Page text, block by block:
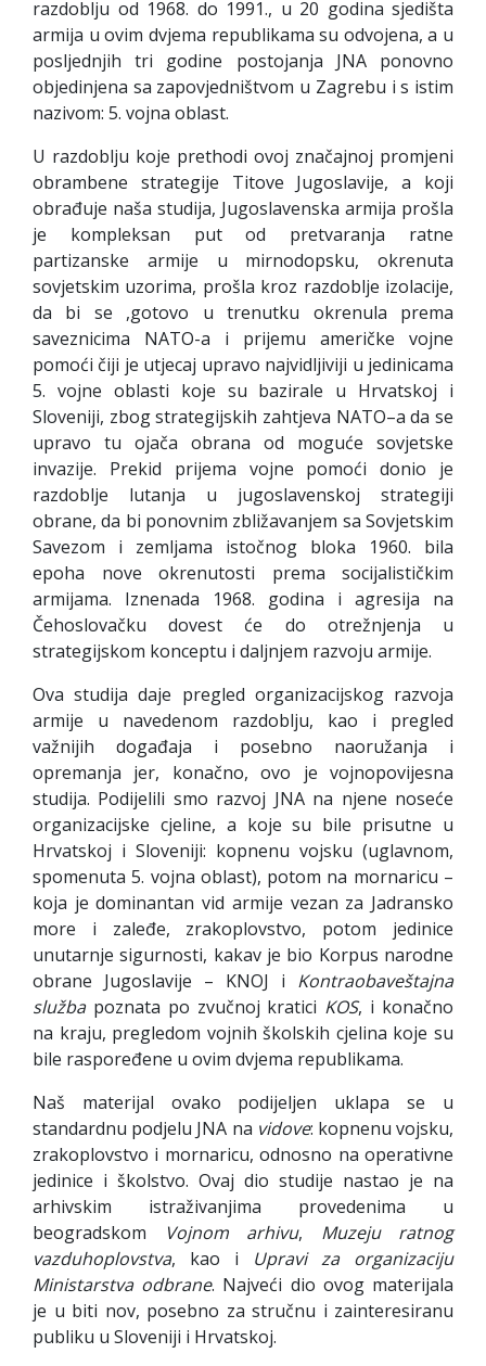
razdoblju od 1968. do 1991., u 20 godina sjedišta
armija u ovim dvjema republikama su odvojena, a u
posljednjih tri godine postojanja JNA ponovno
objedinjena sa zapovjedništvom u Zagrebu i s istim
nazivom: 5. vojna oblast.
U razdoblju koje prethodi ovoj značajnoj promjeni
obrambene strategije Titove Jugoslavije, a koji
obrađuje naša studija, Jugoslavenska armija prošla
je kompleksan put od pretvaranja ratne
partizanske armije u mirnodopsku, okrenuta
sovjetskim uzorima, prošla kroz razdoblje izolacije,
da bi se ,gotovo u trenutku okrenula prema
saveznicima NATO-a i prijemu američke vojne
pomoći čiji je utjecaj upravo najvidljiviji u jedinicama
5. vojne oblasti koje su bazirale u Hrvatskoj i
Sloveniji, zbog strategijskih zahtjeva NATO–a da se
upravo tu ojača obrana od moguće sovjetske
invazije. Prekid prijema vojne pomoći donio je
razdoblje lutanja u jugoslavenskoj strategiji
obrane, da bi ponovnim zbližavanjem sa Sovjetskim
Savezom i zemljama istočnog bloka 1960. bila
epoha nove okrenutosti prema socijalističkim
armijama. Iznenada 1968. godina i agresija na
Čehoslovačku dovest će do otrežnjenja u
strategijskom konceptu i daljnjem razvoju armije.
Ova studija daje pregled organizacijskog razvoja
armije u navedenom razdoblju, kao i pregled
važnijih događaja i posebno naoružanja i
opremanja jer, konačno, ovo je vojnopovijesna
studija. Podijelili smo razvoj JNA na njene noseće
organizacijske cjeline, a koje su bile prisutne u
Hrvatskoj i Sloveniji: kopnenu vojsku (uglavnom,
spomenuta 5. vojna oblast), potom na mornaricu –
koja je dominantan vid armije vezan za Jadransko
more i zaleđe, zrakoplovstvo, potom jedinice
unutarnje sigurnosti, kakav je bio Korpus narodne
obrane Jugoslavije – KNOJ i Kontraobaveštajna
službapoznata po zvučnoj kratici KOS, i konačno
na kraju, pregledom vojnih školskih cjelina koje su
bile raspoređene u ovim dvjema republikama.
Naš materijal ovako podijeljen uklapa se u
standardnu podjelu JNA na vidove: kopnenu vojsku,
zrakoplovstvo i mornaricu, odnosno na operativne
jedinice i školstvo. Ovaj dio studije nastao je na
arhivskim istraživanjima provedenima u
beogradskom
Vojnom arhivu, Muzeju
ratnog
vazduhoplovstva, kao i Upravi za organizaciju
Ministarstva odbrane. Najveći dio ovog materijala
je u biti nov, posebno za stručnu i zainteresiranu
publiku u Sloveniji i Hrvatskoj.